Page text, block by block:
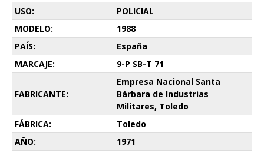
USO:
POLICIAL
MODELO:
1988
PAÍS:
España
MARCAJE:
9-P SB-T 71
FABRICANTE:
Empresa Nacional Santa
Bárbara de Industrias
Militares, Toledo
FÁBRICA:
Toledo
AÑO:
1971